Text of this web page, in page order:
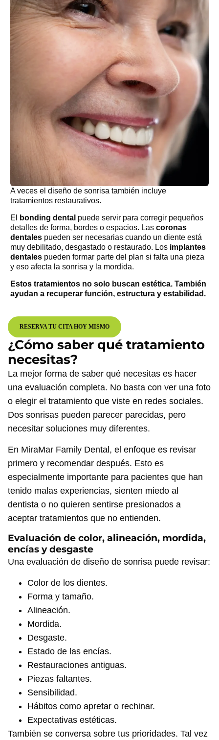
A veces el diseño de sonrisa también incluye
tratamientos restaurativos.
El bonding dental puede servir para corregir pequeños
detalles de forma, bordes o espacios. Las coronas
dentales pueden ser necesarias cuando un diente está
muy debilitado, desgastado o restaurado. Los implantes
dentales pueden formar parte del plan si falta una pieza
y eso afecta la sonrisa y la mordida.
Estos tratamientos no solo buscan estética. También
ayudan a recuperar función, estructura y estabilidad.
RESERVA TU CITA HOY MISMO
¿Cómo saber qué tratamiento
necesitas?
La mejor forma de saber qué necesitas es hacer
una evaluación completa. No basta con ver una foto
o elegir el tratamiento que viste en redes sociales.
Dos sonrisas pueden parecer parecidas, pero
necesitar soluciones muy diferentes.
En MiraMar Family Dental, el enfoque es revisar
primero y recomendar después. Esto es
especialmente importante para pacientes que han
tenido malas experiencias, sienten miedo al
dentista o no quieren sentirse presionados a
aceptar tratamientos que no entienden.
Evaluación de color, alineación, mordida,
encías y desgaste
Una evaluación de diseño de sonrisa puede revisar:
Color de los dientes.
Forma y tamaño.
Alineación.
Mordida.
Desgaste.
Estado de las encías.
Restauraciones antiguas.
Piezas faltantes.
Sensibilidad.
Hábitos como apretar o rechinar.
Expectativas estéticas.
También se conversa sobre tus prioridades. Tal vez